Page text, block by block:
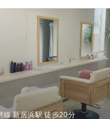
線 新居浜駅 徒歩20分